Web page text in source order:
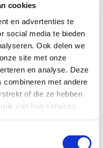
cookies
en advertenties te
social media te bieden
Ook delen we
site met onze
en analyse. Deze
combineren met andere
of die ze hebben
van hun services.
wederom de
langjarig
we trots
kleine upgrade
jaren weer gebruik